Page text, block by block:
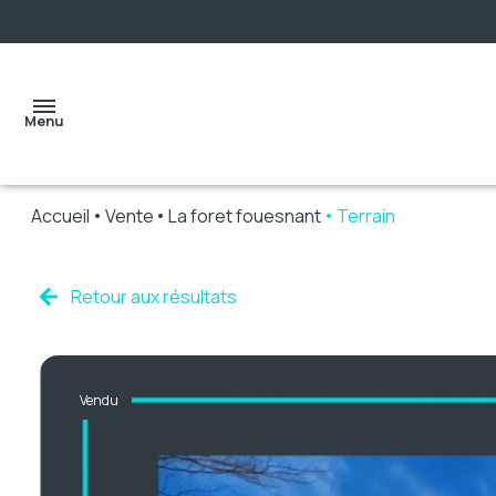
Menu
Accueil Vente La foret fouesnant Terrain
Retour aux résultats
Vendu